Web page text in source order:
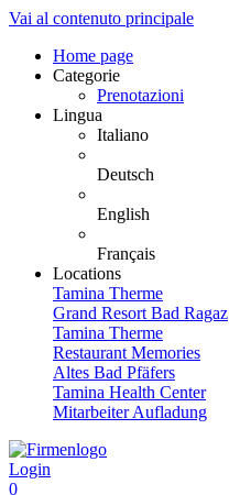
Vai al contenuto principale
Home page
Categorie
Prenotazioni
Lingua
Italiano
Deutsch
English
Français
Locations
Tamina Therme
Grand Resort Bad Ragaz
Tamina Therme
Restaurant Memories
Altes Bad Pfäfers
Tamina Health Center
Mitarbeiter Aufladung
Login
0